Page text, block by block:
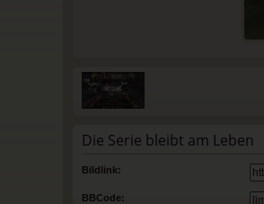
Die Serie bleibt am Leben
Bildlink:
BBCode: